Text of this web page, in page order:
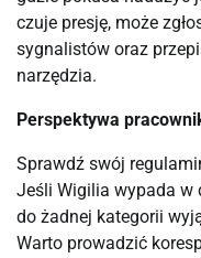
czuje presję, może
sygnalistów oraz
narzędzia.
Perspektywa
Sprawdź swój
Jeśli Wigilia wypada w
do żadnej kategorii
Warto prowadzić